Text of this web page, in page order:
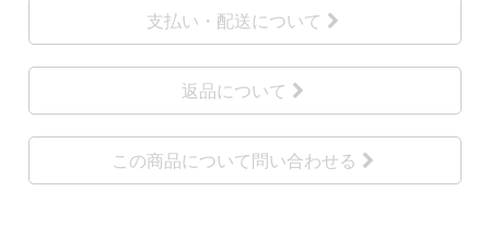
支払い・配送について
返品について
この商品について問い合わせる